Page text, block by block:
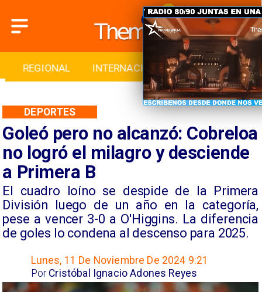
INTERNACIONAL DEPORTES CULTURA
Goleó pero no alcanzó: Cobreloa
no logró el milagro y desciende
a Primera B
​El cuadro loíno se despide de la Primera
División luego de un año en la categoría,
pese a vencer 3-0 a O'Higgins. La diferencia
de goles lo condena al descenso para 2025.
DEPORTES
Lunes, 11 De Noviembre De 2024 9:21
Cristóbal Ignacio Adones Reyes
Por